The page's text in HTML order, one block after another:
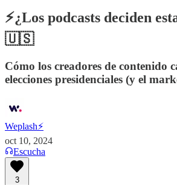
⚡️¿Los podcasts deciden
🇺🇸
Cómo los creadores de contenido
elecciones presidenciales (y el
Weplash⚡️
oct 10, 2024
Escucha
3